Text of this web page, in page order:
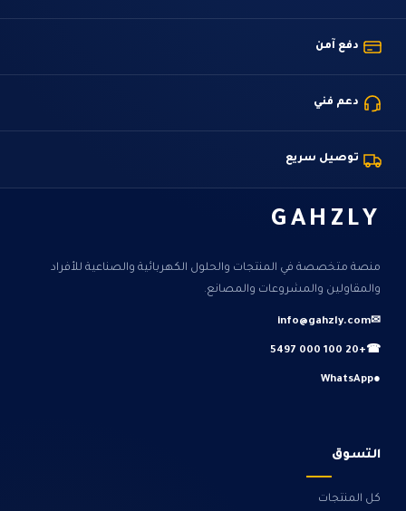
دفع آمن
دعم فني
توصيل سريع
GAHZLY
منصة متخصصة في المنتجات والحلول الكهربائية والصناعية للأفراد
والمقاولين والمشروعات والمصانع.
✉
info@gahzly.com
☎
+20 100 000 5497
●
WhatsApp
التسوق
كل المنتجات